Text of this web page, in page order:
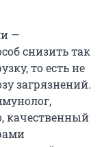
—
снизить так
то есть не
загрязнений.
качественный